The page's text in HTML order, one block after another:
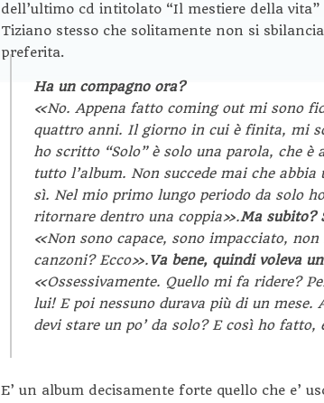
dell’ultimo cd intitolato “Il mestiere della
Tiziano stesso che solitamente non si
preferita.
Ha un compagno ora?
«No. Appena fatto coming out mi sono
quattro anni. Il giorno in cui è finita, mi
ho scritto “Solo” è solo una parola, che è
tutto l’album. Non succede mai che
sì. Nel mio primo lungo periodo da solo
ritornare dentro una coppia».Ma subito?
«Non sono capace, sono impacciato,
canzoni? Ecco».Va bene, quindi voleva
«Ossessivamente. Quello mi fa ridere?
lui! E poi nessuno durava più di un
devi stare un po’ da solo? E così ho
E’ un album decisamente forte quello che e’